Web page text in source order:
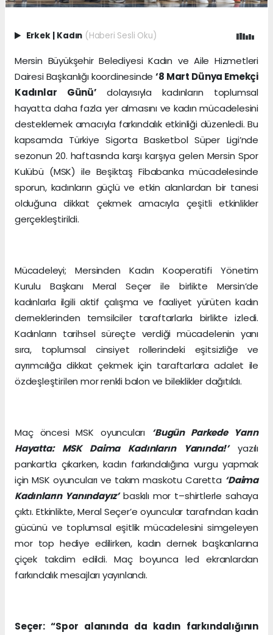
Erkek | Kadın (Haberi Sesli Oku)
Mersin Büyükşehir Belediyesi Kadın ve Aile Hizmetleri
Dairesi Başkanlığı koordinesinde‘8 Mart Dünya Emekçi
Kadınlar Günü’dolayısıyla kadınların toplumsal
hayatta daha fazla yer almasını ve kadın mücadelesini
desteklemek amacıyla farkındalık etkinliği düzenledi. Bu
kapsamda Türkiye Sigorta Basketbol Süper Ligi’nde
sezonun 20. haftasında karşı karşıya gelen Mersin Spor
Kulübü (MSK) ile Beşiktaş Fibabanka mücadelesinde
sporun, kadınların güçlü ve etkin alanlardan bir tanesi
olduğuna dikkat çekmek amacıyla çeşitli etkinlikler
gerçekleştirildi.
Mücadeleyi; Mersinden Kadın Kooperatifi Yönetim
Kurulu Başkanı Meral Seçer ile birlikte Mersin’de
kadınlarla ilgili aktif çalışma ve faaliyet yürüten kadın
derneklerinden temsilciler taraftarlarla birlikte izledi.
Kadınların tarihsel süreçte verdiği mücadelenin yanı
sıra, toplumsal cinsiyet rollerindeki eşitsizliğe ve
ayrımcılığa dikkat çekmek için taraftarlara adalet ile
özdeşleştirilen mor renkli balon ve bileklikler dağıtıldı.
Maç öncesi MSK oyuncuları ‘Bugün Parkede Yarın
Hayatta: MSK Daima Kadınların Yanında!’yazılı
pankartla çıkarken, kadın farkındalığına vurgu yapmak
için MSK oyuncuları ve takım maskotu Caretta ‘Daima
Kadınların Yanındayız’baskılı mor t–shirtlerle sahaya
çıktı. Etkinlikte, Meral Seçer’e oyuncular tarafından kadın
gücünü ve toplumsal eşitlik mücadelesini simgeleyen
mor top hediye edilirken, kadın dernek başkanlarına
çiçek takdim edildi. Maç boyunca led ekranlardan
farkındalık mesajları yayınlandı.
Seçer: “Spor alanında da kadın farkındalığının